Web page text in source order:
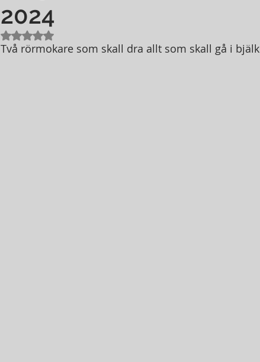
2024
Betygsatt till NaN av 5 stjärnor.
Två rörmokare som skall dra allt som skall gå i